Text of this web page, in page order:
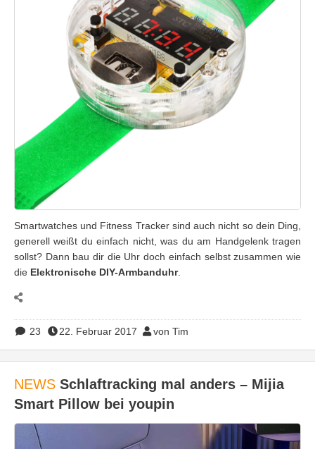
Smartwatches und Fitness Tracker sind auch nicht so dein Ding,
generell weißt du einfach nicht, was du am Handgelenk tragen
sollst? Dann bau dir die Uhr doch einfach selbst zusammen wie
die Elektronische DIY-Armbanduhr.
23 22. Februar 2017 von Tim
NEWS Schlaftracking mal anders – Mijia
Smart Pillow bei youpin